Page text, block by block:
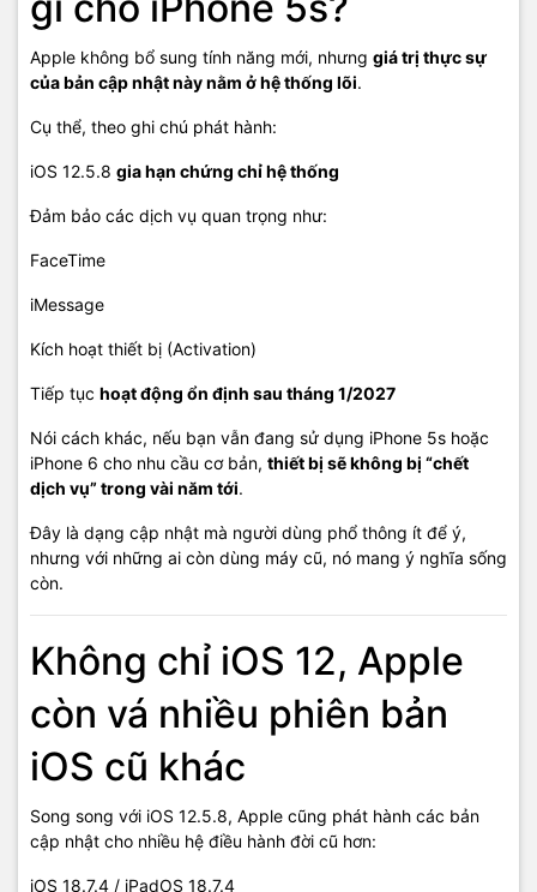
Apple không bổ sung tính năng mới, nhưng giá trị thực sự
của bản cập nhật này nằm ở hệ thống lõi.
Cụ thể, theo ghi chú phát hành:
iOS 12.5.8 gia hạn chứng chỉ hệ thống
Đảm bảo các dịch vụ quan trọng như:
FaceTime
iMessage
Kích hoạt thiết bị (Activation)
Tiếp tục hoạt động ổn định sau tháng 1/2027
Nói cách khác, nếu bạn vẫn đang sử dụng iPhone 5s hoặc
iPhone 6 cho nhu cầu cơ bản, thiết bị sẽ không bị “chết
dịch vụ” trong vài năm tới.
Đây là dạng cập nhật mà người dùng phổ thông ít để ý,
nhưng với những ai còn dùng máy cũ, nó mang ý nghĩa sống
còn.
Không chỉ iOS 12, Apple
còn vá nhiều phiên bản
iOS cũ khác
Song song với iOS 12.5.8, Apple cũng phát hành các bản
cập nhật cho nhiều hệ điều hành đời cũ hơn:
iOS 18.7.4 / iPadOS 18.7.4